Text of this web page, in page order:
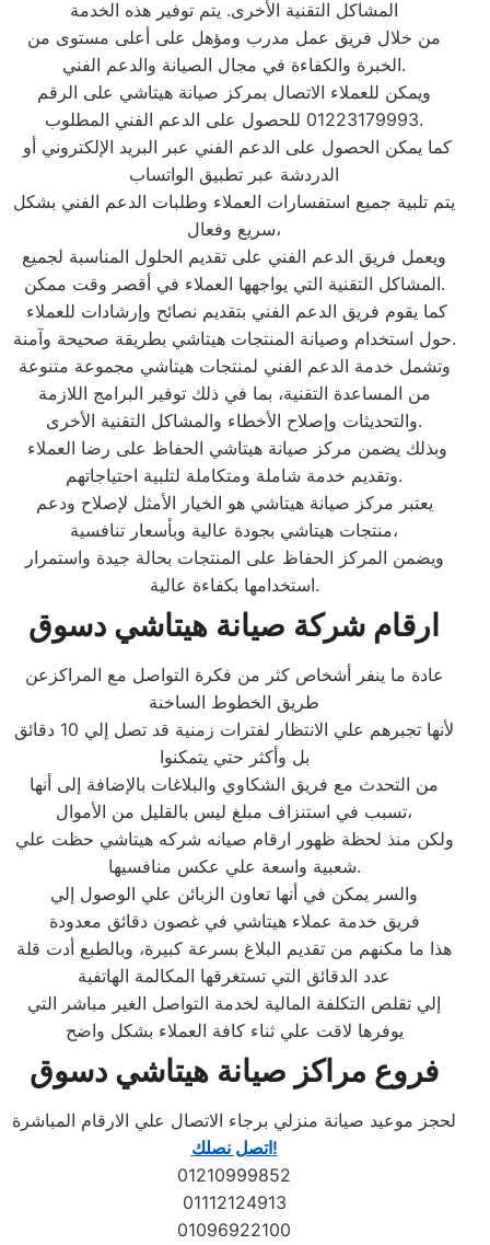
المشاكل التقنية الأخرى. يتم توفير هذه الخدمة
من خلال فريق عمل مدرب ومؤهل على أعلى مستوى من
الخبرة والكفاءة في مجال الصيانة والدعم الفني.
ويمكن للعملاء الاتصال بمركز صيانة هيتاشي على الرقم
01223179993 للحصول على الدعم الفني المطلوب.
الدردشة عبر تطبيق الواتساب
يتم تلبية جميع استفسارات العملاء وطلبات الدعم الفني بشكل
سريع وفعال،
ويعمل فريق الدعم الفني على تقديم الحلول المناسبة لجميع
المشاكل التقنية التي يواجهها العملاء في أقصر وقت ممكن.
حول استخدام وصيانة المنتجات هيتاشي بطريقة صحيحة وآمنة.
وتشمل خدمة الدعم الفني لمنتجات هيتاشي مجموعة متنوعة
من المساعدة التقنية، بما في ذلك توفير البرامج اللازمة
والتحديثات وإصلاح الأخطاء والمشاكل التقنية الأخرى.
وتقديم خدمة شاملة ومتكاملة لتلبية احتياجاتهم.
يعتبر مركز صيانة هيتاشي هو الخيار الأمثل لإصلاح ودعم
منتجات هيتاشي بجودة عالية وبأسعار تنافسية،
ويضمن المركز الحفاظ على المنتجات بحالة جيدة واستمرار
استخدامها بكفاءة عالية.
ارقام شركة صيانة هيتاشي دسوق
عادة ما ينفر أشخاص كثر من فكرة التواصل مع المراكزعن
طريق الخطوط الساخنة
لأنها تجبرهم علي الانتظار لفترات زمنية قد تصل إلي 10 دقائق
بل وأكثر حتي يتمكنوا
من التحدث مع فريق الشكاوي والبلاغات بالإضافة إلى أنها
تسبب في استنزاف مبلغ ليس بالقليل من الأموال،
ولكن منذ لحظة ظهور ارقام صيانه شركه هيتاشي حظت علي
شعبية واسعة علي عكس منافسيها.
والسر يمكن في أنها تعاون الزبائن علي الوصول إلي
فريق خدمة عملاء هيتاشي في غصون دقائق معدودة
هذا ما مكنهم من تقديم البلاغ بسرعة كبيرة، وبالطبع أدت قلة
عدد الدقائق التي تستغرقها المكالمة الهاتفية
إلي تقلص التكلفة المالية لخدمة التواصل الغير مباشر التي
يوفرها لاقت علي ثناء كافة العملاء بشكل واضح
فروع مراكز صيانة هيتاشي دسوق
لحجز موعيد صيانة منزلي برجاء الاتصال علي الارقام المباشرة
اتصل نصلك!
01210999852
01112124913
01096922100